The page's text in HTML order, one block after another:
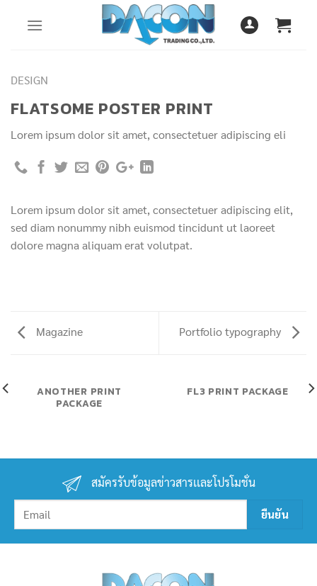
DESIGN
FLATSOME POSTER PRINT
Lorem ipsum dolor sit amet, consectetuer adipiscing eli
Lorem ipsum dolor sit amet, consectetuer adipiscing elit,
sed diam nonummy nibh euismod tincidunt ut laoreet
dolore magna aliquam erat volutpat.
Magazine Portfolio typography
ANOTHER PRINT
PACKAGE
FL3 PRINT PACKAGE
สมัครรับข้อมูลข่าวสารเเละโปรโมชั่น